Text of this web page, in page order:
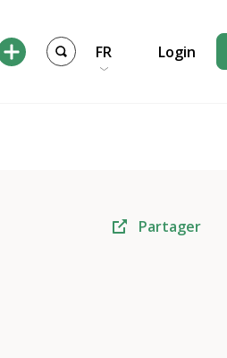
FR Login
Partager